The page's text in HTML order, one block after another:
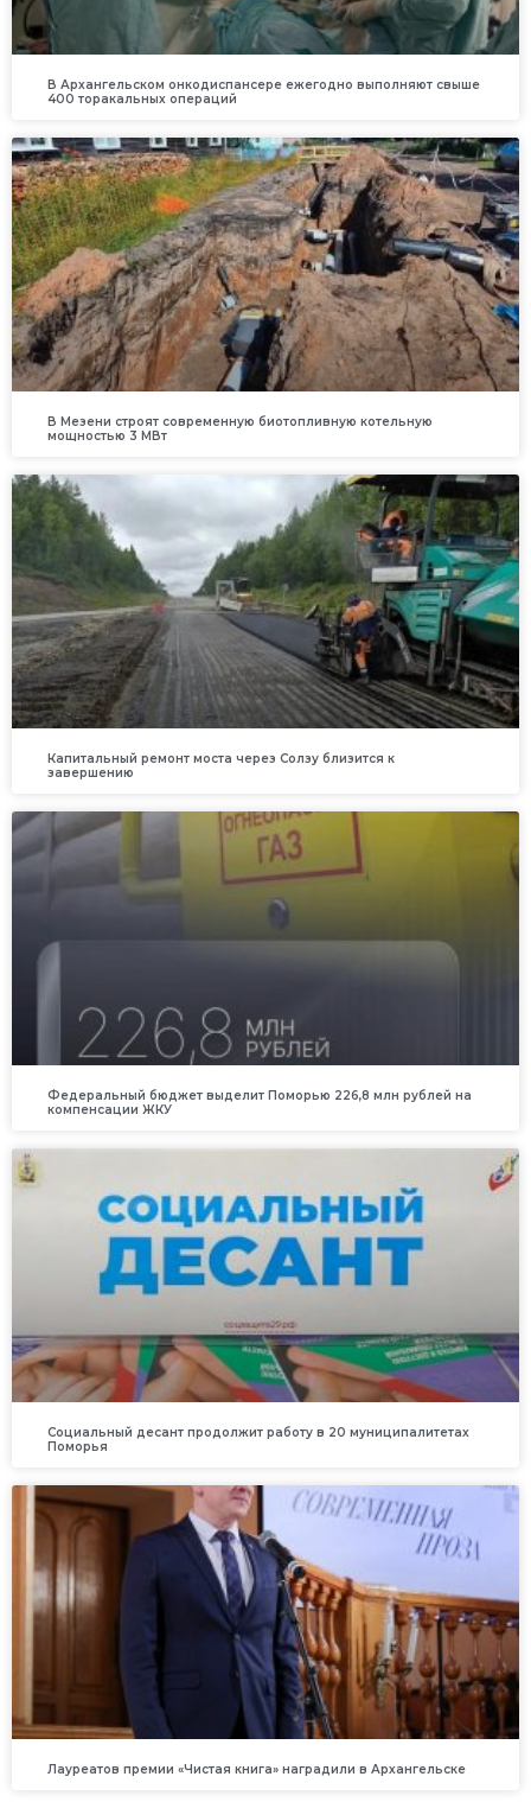
В Архангельском онкодиспансере ежегодно выполняют свыше
400 торакальных операций
В Мезени строят современную биотопливную котельную
мощностью 3 МВт
Капитальный ремонт моста через Солзу близится к
завершению
Федеральный бюджет выделит Поморью 226,8 млн рублей на
компенсации ЖКУ
Социальный десант продолжит работу в 20 муниципалитетах
Поморья
Лауреатов премии «Чистая книга» наградили в Архангельске